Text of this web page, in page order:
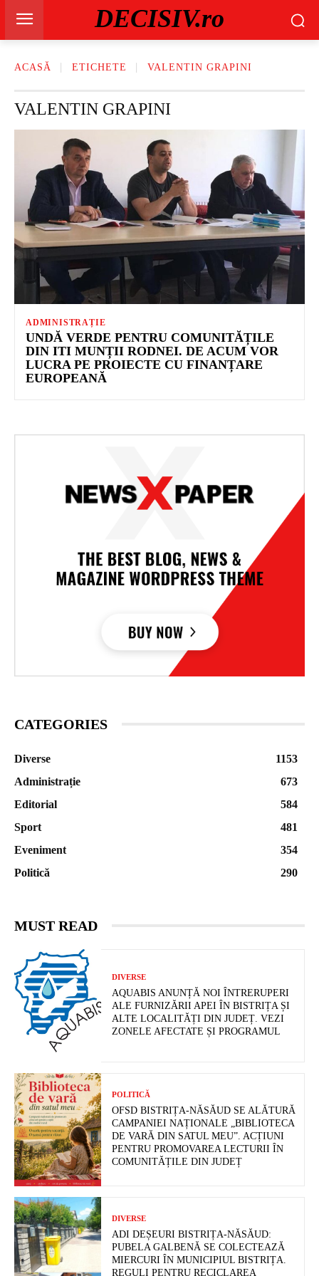
DECISIV.ro
ACASĂ ETICHETE VALENTIN GRAPINI
VALENTIN GRAPINI
ADMINISTRAȚIE
UNDĂ VERDE PENTRU COMUNITĂȚILE
DIN ITI MUNȚII RODNEI. DE ACUM VOR
LUCRA PE PROIECTE CU FINANȚARE
EUROPEANĂ
CATEGORIES
Diverse
1153
Administrație
673
Editorial
584
Sport
481
Eveniment
354
Politică
290
MUST READ
DIVERSE
AQUABIS ANUNȚĂ NOI ÎNTRERUPERI
ALE FURNIZĂRII APEI ÎN BISTRIȚA ȘI
ALTE LOCALITĂȚI DIN JUDEȚ. VEZI
ZONELE AFECTATE ȘI PROGRAMUL
POLITICĂ
OFSD BISTRIȚA-NĂSĂUD SE ALĂTURĂ
CAMPANIEI NAȚIONALE „BIBLIOTECA
DE VARĂ DIN SATUL MEU”. ACȚIUNI
PENTRU PROMOVAREA LECTURII ÎN
COMUNITĂȚILE DIN JUDEȚ
DIVERSE
ADI DEȘEURI BISTRIȚA-NĂSĂUD:
PUBELA GALBENĂ SE COLECTEAZĂ
MIERCURI ÎN MUNICIPIUL BISTRIȚA.
REGULI PENTRU RECICLAREA